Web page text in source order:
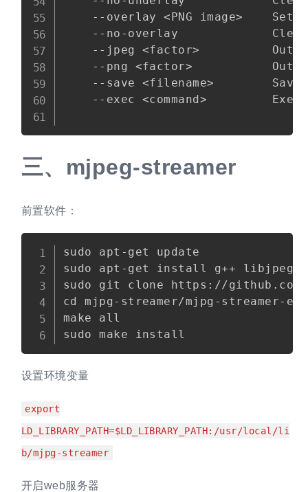
--overlay <PNG image>    Sets
--no-overlay
--jpeg <factor>
--png <factor>
--save <filename>        Save
--exec <command>
三、 mjpeg-streamer
前置软件：
sudo apt-get update
sudo apt-get install g++
sudo git clone https://
cd mjpg-streamer/mjpg-streamer-
make all
设置环境变量
export
LD_LIBRARY_PATH=$LD_LIBRARY_PATH:/usr/local/li
b/mjpg-streamer
开启web服务器